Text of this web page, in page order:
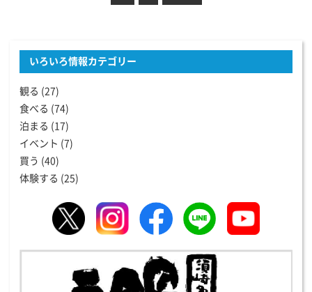
いろいろ情報カテゴリー
観る (27)
食べる (74)
泊まる (17)
イベント (7)
買う (40)
体験する (25)